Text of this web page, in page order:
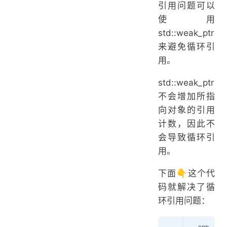
引用问题可以
使用
std::weak_ptr
来避免循环引
用。
std::weak_ptr
不会增加所指
向对象的引用
计数，因此不
会导致循环引
用。
下面👇这个代
码就解决了循
环引用问题：